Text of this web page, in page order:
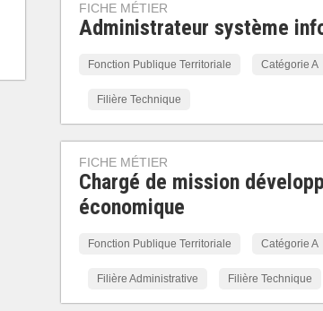
FICHE MÉTIER
Administrateur système
Fonction Publique Territoriale Catégorie A
Filière Technique
FICHE MÉTIER
Chargé de mission
économique
Fonction Publique Territoriale Catégorie A
Filière Administrative Filière Technique